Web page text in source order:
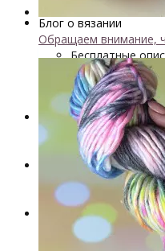
Блог о вязании
Бесплатные
Вязальные
Галерея
Скидки
Новинки
Обращаем внимание,